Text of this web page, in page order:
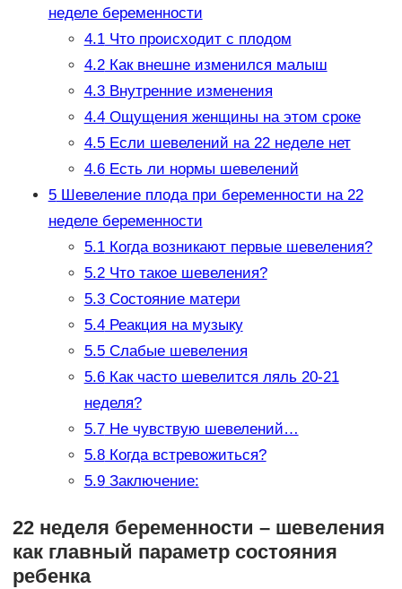
неделе беременности
4.1Что происходит с плодом
4.2Как внешне изменился малыш
4.3Внутренние изменения
4.4Ощущения женщины на этом сроке
4.5Если шевелений на 22 неделе нет
4.6Есть ли нормы шевелений
5Шевеление плода при беременности на 22
неделе беременности
5.1Когда возникают первые шевеления?
5.2Что такое шевеления?
5.3Состояние матери
5.4Реакция на музыку
5.5Слабые шевеления
5.6Как часто шевелится ляль 20-21
неделя?
5.7Не чувствую шевелений…
5.8Когда встревожиться?
5.9Заключение:
22 неделя беременности – шевеления
как главный параметр состояния
ребенка